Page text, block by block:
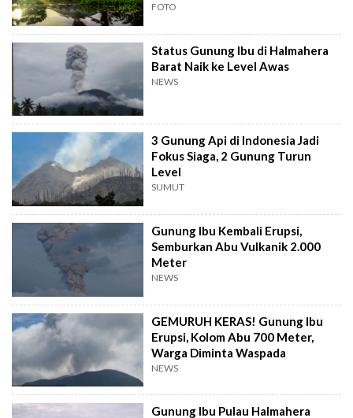
FOTO
Status Gunung Ibu di Halmahera
Barat Naik ke Level Awas
NEWS
3 Gunung Api di Indonesia Jadi
Fokus Siaga, 2 Gunung Turun
Level
SUMUT
Gunung Ibu Kembali Erupsi,
Semburkan Abu Vulkanik 2.000
Meter
NEWS
GEMURUH KERAS! Gunung Ibu
Erupsi, Kolom Abu 700 Meter,
Warga Diminta Waspada
NEWS
Gunung Ibu Pulau Halmahera